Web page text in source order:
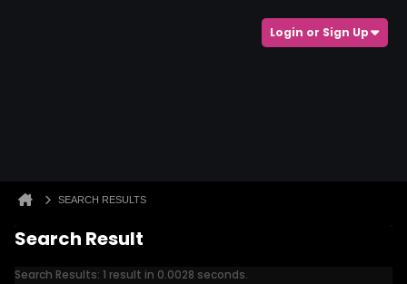
Login or Sign Up
SEARCH RESULTS
Search Result
Search Results: 1 result in 0.0028 seconds.